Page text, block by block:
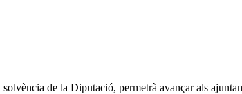
solvència de la Diputació, permetrà avançar als